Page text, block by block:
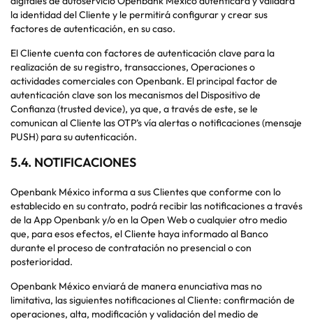
la identidad del Cliente y le permitirá configurar y crear sus
factores de autenticación, en su caso.
El Cliente cuenta con factores de autenticación clave para la
realización de su registro, transacciones, Operaciones o
actividades comerciales con Openbank. El principal factor de
autenticación clave son los mecanismos del Dispositivo de
Confianza (trusted device), ya que, a través de este, se le
comunican al Cliente las OTP’s vía alertas o notificaciones (mensaje
PUSH) para su autenticación.
5.4. NOTIFICACIONES
Openbank México informa a sus Clientes que conforme con lo
establecido en su contrato, podrá recibir las notificaciones a través
de la App Openbank y/o en la Open Web o cualquier otro medio
que, para esos efectos, el Cliente haya informado al Banco
durante el proceso de contratación no presencial o con
posterioridad.
Openbank México enviará de manera enunciativa mas no
limitativa, las siguientes notificaciones al Cliente: confirmación de
operaciones, alta, modificación y validación del medio de